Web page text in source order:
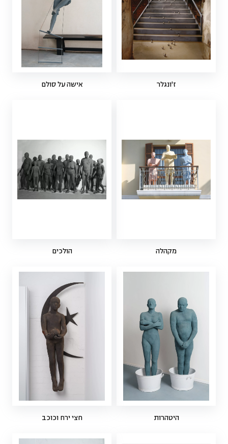
ז'ונגלר אישה על סולם
מקהלה הולכים
היטהרות חצי ירח וכוכב